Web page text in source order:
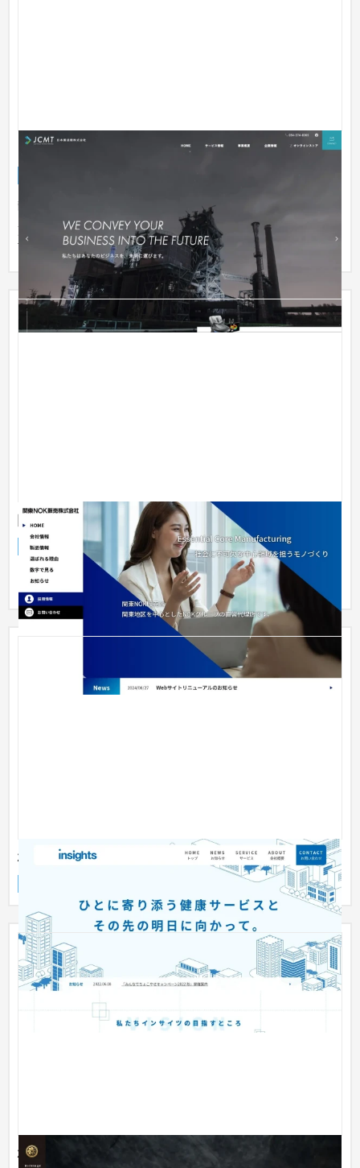
日本搬送機（JCMT）株式会社様
静岡県焼津市にある「日本搬送機株式会社 様」サイトの新規作
成を担当させていただきました。 二次請けでの受注でしたが、
直請け...
関東NOK販売株式会社 コーポレートサイト
企業サイト 流通・小売 101〜150万円
BlueMonkeyで制作
株式会社インサイツ
株式会社fugato｜コーポレートサイト